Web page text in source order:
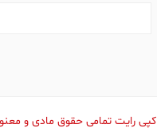
کپی رایت تمامی حقوق مادی و